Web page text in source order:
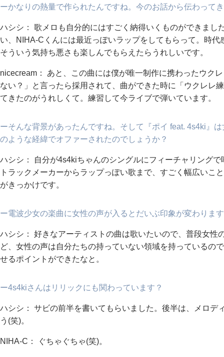
ーかなりの熱量で作られたんですね。今のお話から伝わって
ハシシ： 歌メロも自分的にはすごく納得いくものができまし
い、NIHA-Cくんには最近っぽいラップをしてもらって。時
そういう気持ち悪さも楽しんでもらえたらうれしいです。
nicecream： あと、この曲には僕が唯一制作に携わったウク
ない？」と言ったら採用されて、曲ができた時に「ウクレレ
てきたのがうれしくて。練習して今ライブで弾いています。
ーそんな背景があったんですね。そして『ポイ feat. 4s4ki』
のような経緯でオファーされたのでしょうか？
ハシシ： 自分が4s4kiちゃんのシングルにフィーチャリング
トラックメーカーからラップっぽい歌まで、すごく幅広いこ
がきっかけです。
ー電波少女の楽曲に女性の声が入るとだいぶ印象が変わりま
ハシシ： 好きなアーティストの曲は歌いたいので、普段女性
ど、女性の声は自分たちの持っていない領域を持っているの
せるポイントができたなと。
ー4s4kiさんはリリックにも関わっています？
ハシシ： サビの前半を書いてもらいました。後半は、メロデ
う(笑)。
NIHA-C： ぐちゃぐちゃ(笑)。